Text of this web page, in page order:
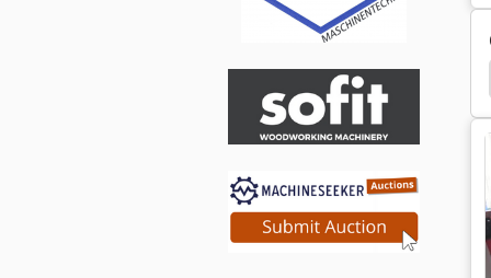
Wood-Mizer Lt15